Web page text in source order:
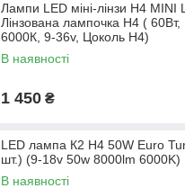
Лампи LED міні-лінзи Н4 MINI
Лінзована лампочка Н4 ( 60Вт,
6000К, 9-36v, Цоколь H4)
В наявності
1 450 ₴
LED лампа К2 H4 50W Euro
шт.) (9-18v 50w 8000lm 6000K)
В наявності